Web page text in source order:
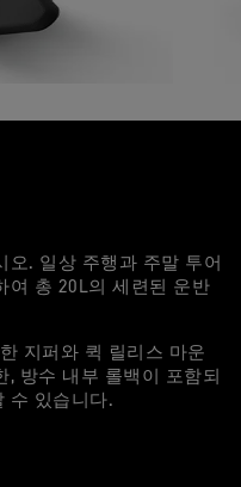
오. 일상 주행과 주말 투어
여 총 20L의 세련된 운반
지퍼와 퀵 릴리스 마운
, 방수 내부 롤백이 포함되
수 있습니다.